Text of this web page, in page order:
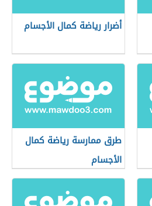
أضرار رياضة كمال الأجسام
طرق ممارسة رياضة كمال
الأجسام